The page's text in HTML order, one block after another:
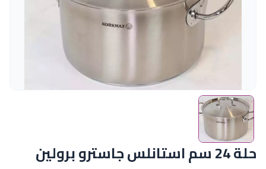
حلة 24 سم استانلس جاسترو برولين